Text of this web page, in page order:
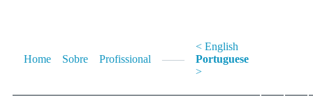
Home Sobre Profissional ——
< English
Portuguese
>